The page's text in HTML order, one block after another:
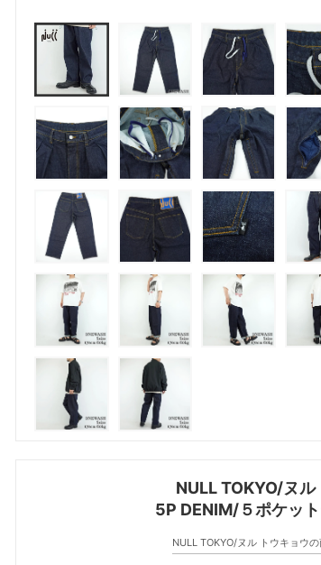
NULL TOKYO/ヌル
5P DENIM/５ポケッ
NULL TOKYO/ヌル トウキョウ